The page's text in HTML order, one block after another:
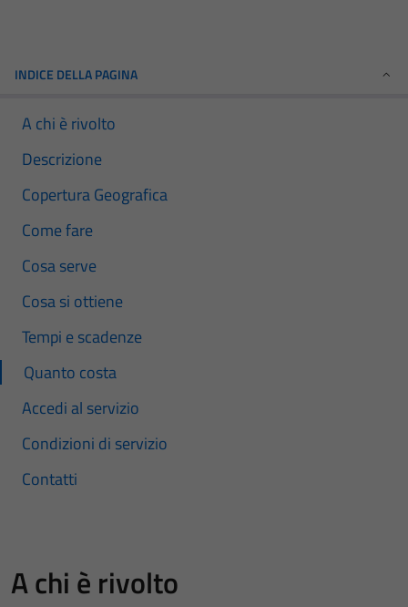
INDICE DELLA PAGINA
A chi è rivolto
Descrizione
Copertura Geografica
Come fare
Cosa serve
Cosa si ottiene
Tempi e scadenze
Quanto costa
Accedi al servizio
Condizioni di servizio
Contatti
A chi è rivolto